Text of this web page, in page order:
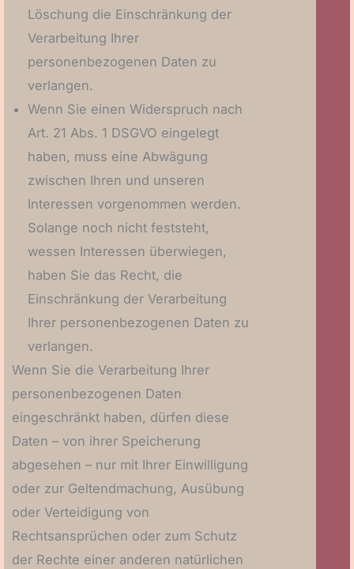
Löschung die Einschränkung der
Verarbeitung Ihrer
personenbezogenen Daten zu
verlangen.
Wenn Sie einen Widerspruch nach
Art. 21 Abs. 1 DSGVO eingelegt
haben, muss eine Abwägung
zwischen Ihren und unseren
Interessen vorgenommen werden.
Solange noch nicht feststeht,
wessen Interessen überwiegen,
haben Sie das Recht, die
Einschränkung der Verarbeitung
Ihrer personenbezogenen Daten zu
verlangen.
Wenn Sie die Verarbeitung Ihrer
personenbezogenen Daten
eingeschränkt haben, dürfen diese
Daten – von ihrer Speicherung
abgesehen – nur mit Ihrer Einwilligung
oder zur Geltendmachung, Ausübung
oder Verteidigung von
Rechtsansprüchen oder zum Schutz
der Rechte einer anderen natürlichen